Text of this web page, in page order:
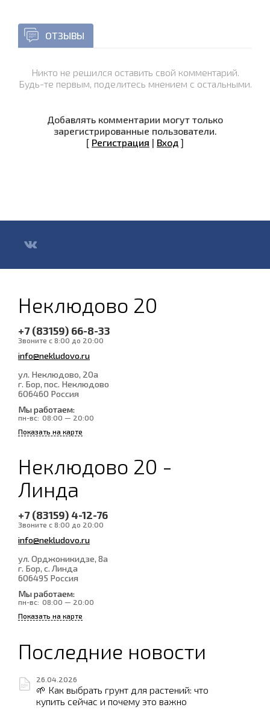
ОТЗЫВЫ
Никто не решился оставить свой комментарий.
Будь-те первым, поделитесь мнением с остальными.
Добавлять комментарии могут только
зарегистрированные пользователи.
[ Регистрация | Вход ]
Неклюдово 20
+7 (83159) 66-8-33
Звоните с 8:00 до 20:00
info@nekludovo.ru
ул. Неклюдово, 20а
г. Бор, пос. Неклюдово
606460 Россия
Мы работаем:
пн-вс: 08:00 — 20:00
Показать на карте
Неклюдово 20 -
Линда
+7 (83159) 4-12-76
Звоните с 8:00 до 20:00
info@nekludovo.ru
ул. Орджоникидзе, 8а
г. Бор, с. Линда
606495 Россия
Мы работаем:
пн-вс: 08:00 — 20:00
Показать на карте
Последние новости
26.04.2026
🌱 Как выбрать грунт для растений: что
купить сейчас и почему это важно